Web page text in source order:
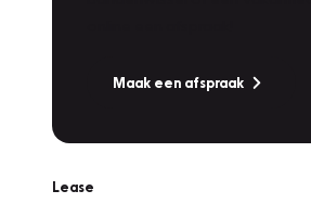
Maak een afspraak
Lease